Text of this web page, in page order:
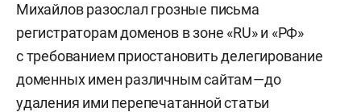
Михайлов разослал грозные письма
регистраторам доменов в зоне «RU» и «РФ»
с требованием приостановить делегирование
доменных имен различным сайтам — до
удаления ими перепечатанной статьи